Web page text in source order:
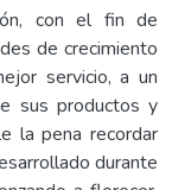
con el fin de
de crecimiento
servicio, a un
sus productos y
la pena recordar
durante